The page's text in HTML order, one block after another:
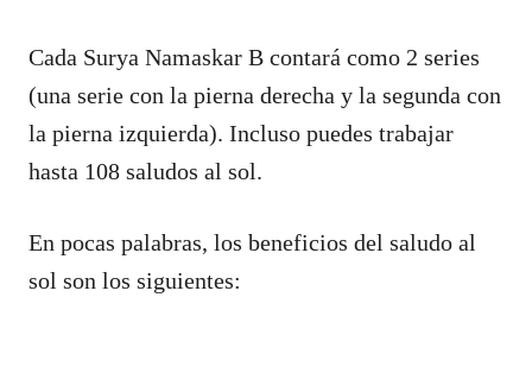
Cada Surya Namaskar B contará como 2 series
(una serie con la pierna derecha y la segunda con
la pierna izquierda). Incluso puedes trabajar
hasta 108 saludos al sol.
En pocas palabras, los beneficios del saludo al
sol son los siguientes: